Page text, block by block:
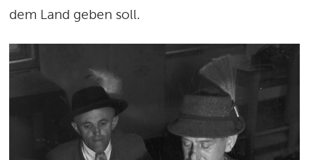
dem Land geben soll.